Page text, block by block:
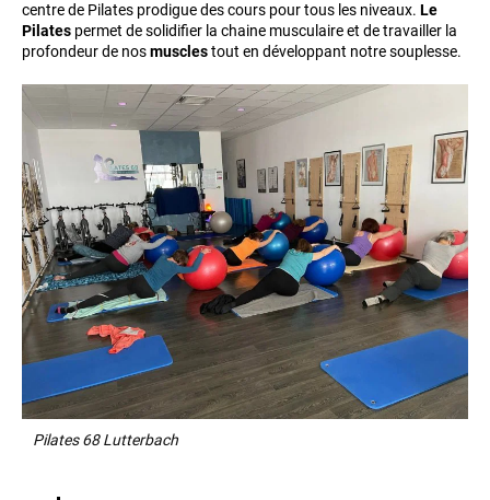
centre de Pilates prodigue des cours pour tous les niveaux. Le
Pilates permet de solidifier la chaine musculaire et de travailler la
profondeur de nosmusclestout en développant notre souplesse.
Pilates 68 Lutterbach